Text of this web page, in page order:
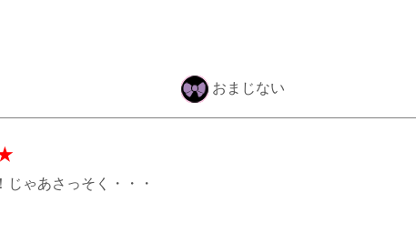
おまじない
じゃあさっそく・・・